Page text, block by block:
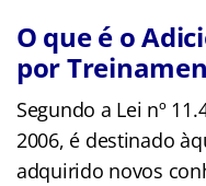
O que é o
por
Segundo a Lei nº
2006, é destinado
adquirido novos